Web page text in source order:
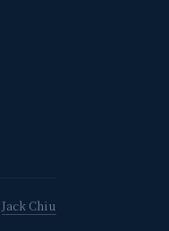
Jack Chiu